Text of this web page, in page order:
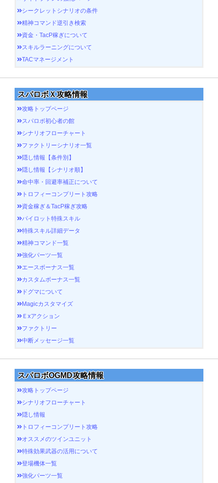
シークレットシナリオの条件
精神コマンド逆引き検索
資金・TacP稼ぎについて
スキルラーニングについて
TACマネージメント
スパロボＸ攻略情報
攻略トップページ
スパロボ初心者の館
シナリオフローチャート
ファクトリーシナリオ一覧
隠し情報【条件別】
隠し情報【シナリオ順】
命中率・回避率補正について
トロフィーコンプリート攻略
資金稼ぎ＆TacP稼ぎ攻略
パイロット特殊スキル
特殊スキル詳細データ
精神コマンド一覧
強化パーツ一覧
エースボーナス一覧
カスタムボーナス一覧
ドグマについて
Magicカスタマイズ
Ｅxアクション
ファクトリー
中断メッセージ一覧
スパロボOGMD攻略情報
攻略トップページ
シナリオフローチャート
隠し情報
トロフィーコンプリート攻略
オススメのツインユニット
特殊効果武器の活用について
登場機体一覧
強化パーツ一覧